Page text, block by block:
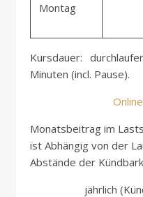
Montag
Kursdauer:
Minuten (incl. Pause).
Monatsbeitrag im
ist Abhängig von der
Abstände der
jährlich